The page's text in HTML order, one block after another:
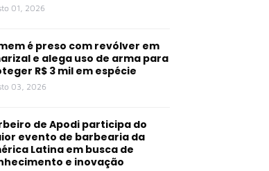
01, 2026
é preso com revólver em
e alega uso de arma para
R$ 3 mil em espécie
03, 2026
de Apodi participa do
evento de barbearia da
Latina em busca de
e inovação